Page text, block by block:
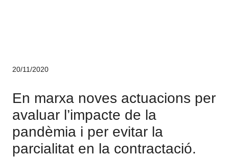
20/11/2020
En marxa noves actuacions per
avaluar l’impacte de la
pandèmia i per evitar la
parcialitat en la contractació.